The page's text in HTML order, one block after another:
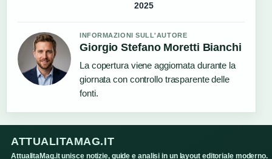
2025
INFORMAZIONI SULL'AUTORE
Giorgio Stefano Moretti Bianchi
La copertura viene aggiornata durante la
giornata con controllo trasparente delle
fonti.
ATTUALITAMAG.IT
AttualitaMag.it unisce notizie, guide e analisi in un layout editoriale moderno.